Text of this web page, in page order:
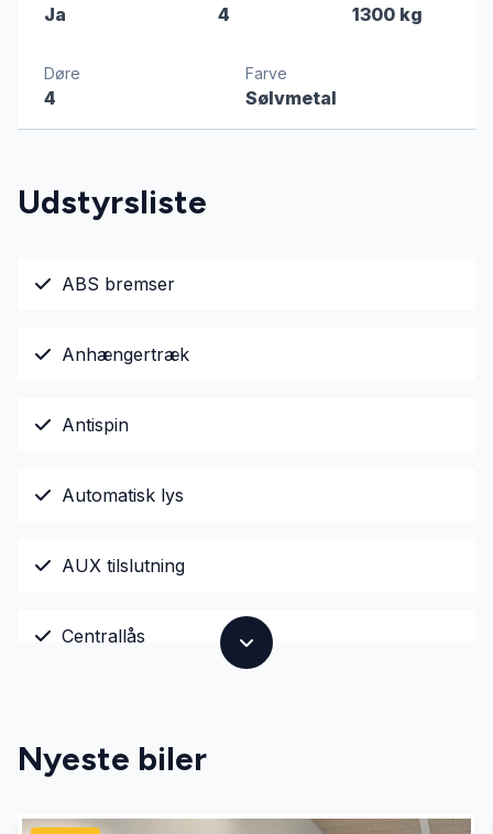
Ja 4 1300 kg
Døre
4
Farve
Sølvmetal
Udstyrsliste
ABS bremser
Anhængertræk
Antispin
Automatisk lys
AUX tilslutning
Centrallås
El-spejle
Nyeste biler